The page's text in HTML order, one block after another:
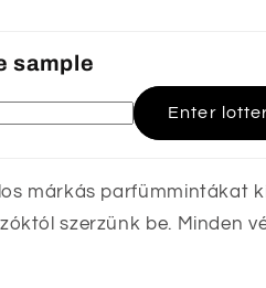
sample
Enter
márkás parfümmintákat
szerzünk be. Minden